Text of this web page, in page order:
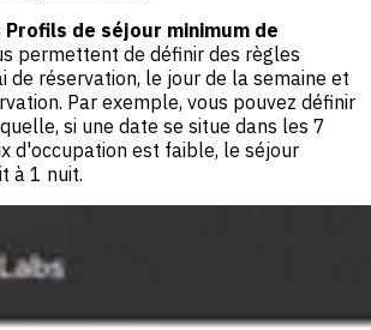
Profils de séjour minimum de
permettent de définir des règles
de réservation, le jour de la semaine et
Par exemple, vous pouvez définir
si une date se situe dans les 7
d'occupation est faible, le séjour
à 1 nuit.